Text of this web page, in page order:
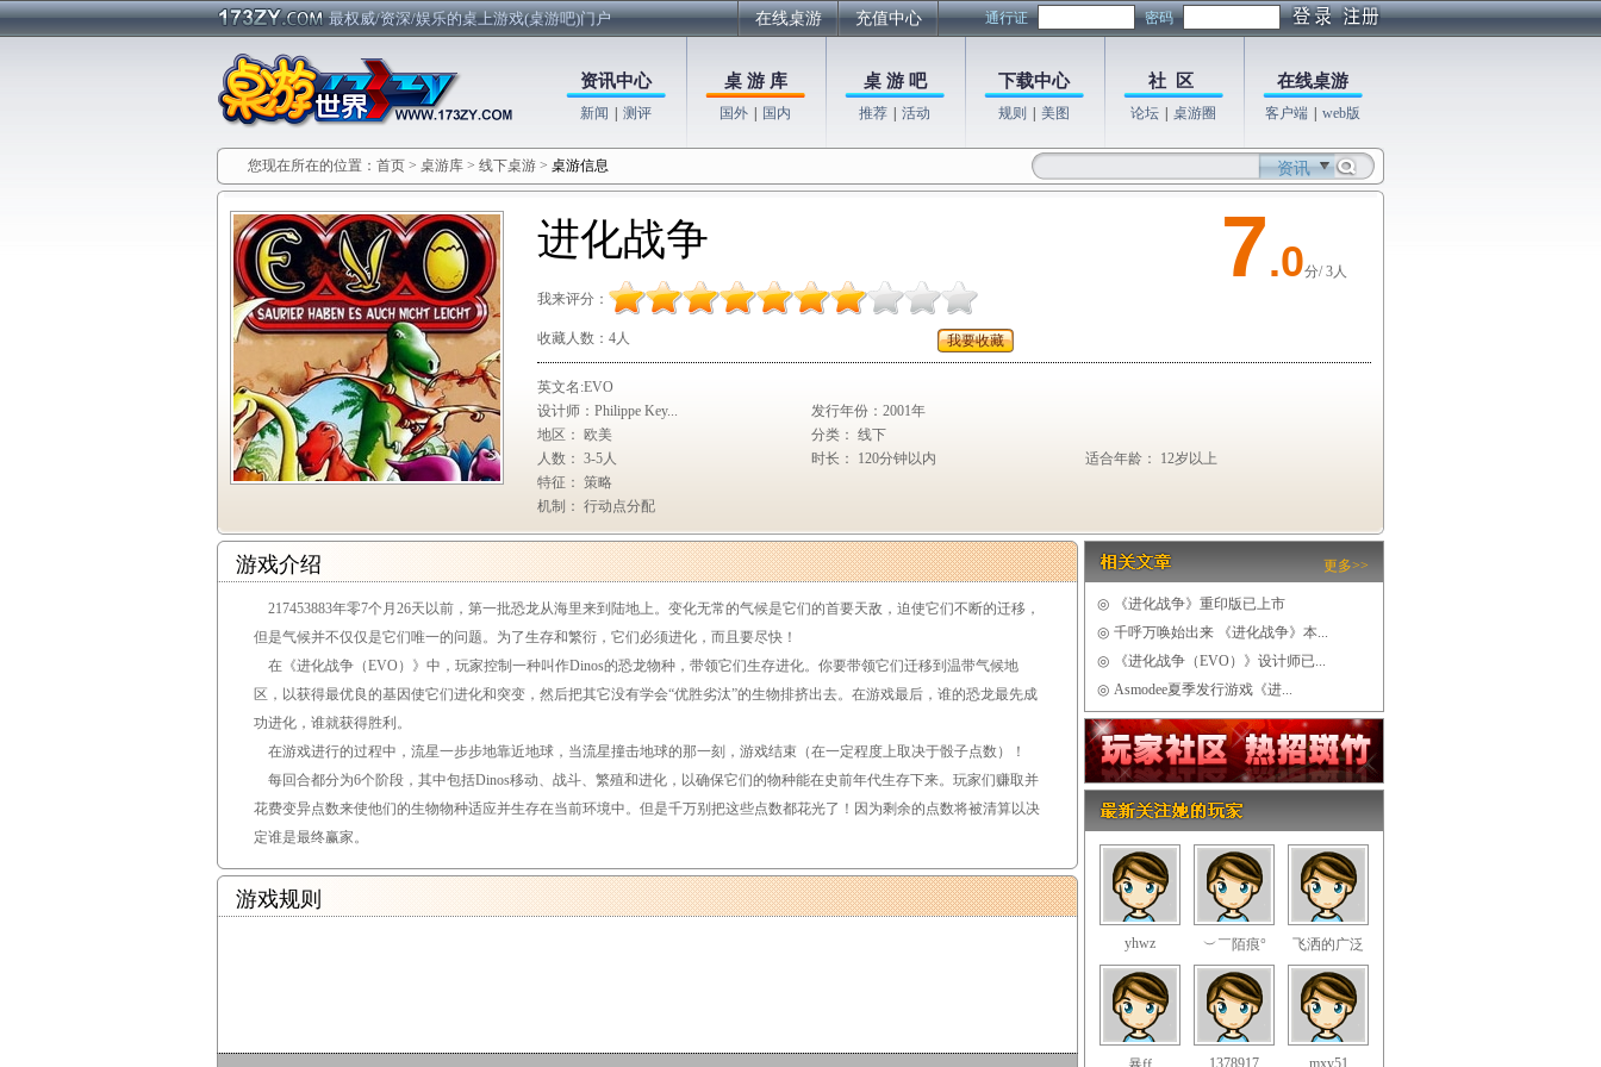
最权威/资深/娱乐的桌上游戏(桌游吧)门户 在线桌游 充值中心 通行证 密码
资讯中心
新闻 测评
桌 游 库
国外 国内
桌 游 吧
推荐 活动
下载中心
规则 美图
社 区
论坛 桌游圈
在线桌游
客户端 web版
您现在所在的位置： 首页 > 桌游库 > 线下桌游 > 桌游信息 资讯
进化战争
我来评分：
收藏人数： 4人
7.0分/ 3人
我要收藏
英文名:EVO
设计师：Philippe Key...
发行年份：2001年
地区： 欧美
分类： 线下
人数： 3-5人
时长： 120分钟以内
适合年龄： 12岁以上
特征： 策略
机制： 行动点分配
游戏介绍
217453883年零7个月26天以前，第一批恐龙从海里来到陆地上。变化无常的气候是它们的首要天敌，迫使它们不断的迁移，
但是气候并不仅仅是它们唯一的问题。为了生存和繁衍，它们必须进化，而且要尽快！
在《进化战争（EVO）》中，玩家控制一种叫作Dinos的恐龙物种，带领它们生存进化。你要带领它们迁移到温带气候地
区，以获得最优良的基因使它们进化和突变，然后把其它没有学会“优胜劣汰”的生物排挤出去。在游戏最后，谁的恐龙最先成
功进化，谁就获得胜利。
在游戏进行的过程中，流星一步步地靠近地球，当流星撞击地球的那一刻，游戏结束（在一定程度上取决于骰子点数）！
每回合都分为6个阶段，其中包括Dinos移动、战斗、繁殖和进化，以确保它们的物种能在史前年代生存下来。玩家们赚取并
花费变异点数来使他们的生物物种适应并生存在当前环境中。但是千万别把这些点数都花光了！因为剩余的点数将被清算以决
定谁是最终赢家。
游戏规则
更多>>
◎
《进化战争》重印版已上市
◎ 千呼万唤始出来 《进化战争》本...
◎
《进化战争（EVO）》设计师已...
◎ Asmodee夏季发行游戏《进...
yhwz ︶￣陌痕° 飞洒的广泛
1378917 mxy51